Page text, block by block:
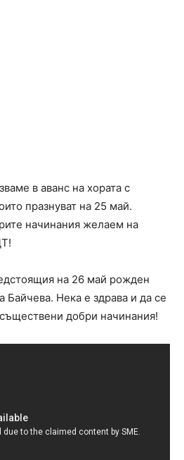
в аванс на хората с
празнуват на 25 май.
начинания желаем на
на 26 май рожден
Нека е здрава и да се
добри начинания!